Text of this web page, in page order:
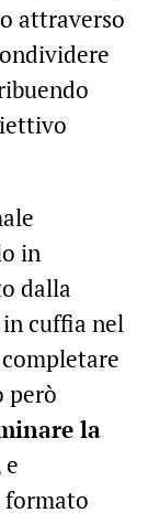
attraverso
in
dalla
cuffia nel
però
la
e
formato